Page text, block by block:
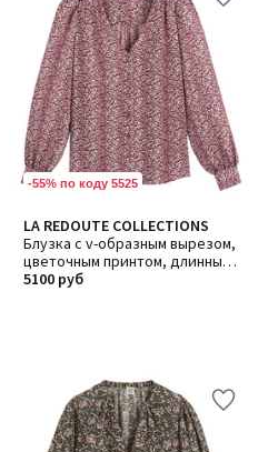
-55% по коду 5525
LA REDOUTE COLLECTIONS
Блузка с v-образным вырезом,
цветочным принтом, длинные
рукава
5100 руб